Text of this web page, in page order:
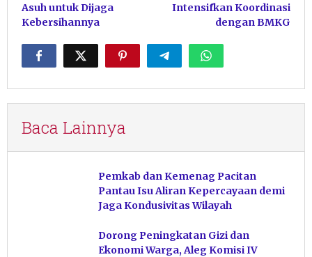
Asuh untuk Dijaga
Kebersihannya
Intensifkan Koordinasi
dengan BMKG
Baca Lainnya
Pemkab dan Kemenag Pacitan
Pantau Isu Aliran Kepercayaan demi
Jaga Kondusivitas Wilayah
Dorong Peningkatan Gizi dan
Ekonomi Warga, Aleg Komisi IV